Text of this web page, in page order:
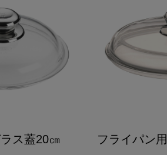
ス蓋20㎝ フライパン